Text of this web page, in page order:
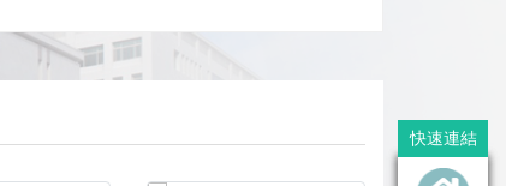
文章分享
快速連結